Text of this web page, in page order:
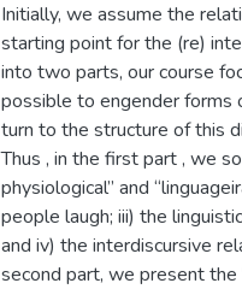
Initially, we assume the
starting point for the (re)
into two parts, our course
possible to engender forms
turn to the structure of this
Thus , in the first part , we
physiological” and
people laugh; iii) the
and iv) the interdiscursive
second part, we present